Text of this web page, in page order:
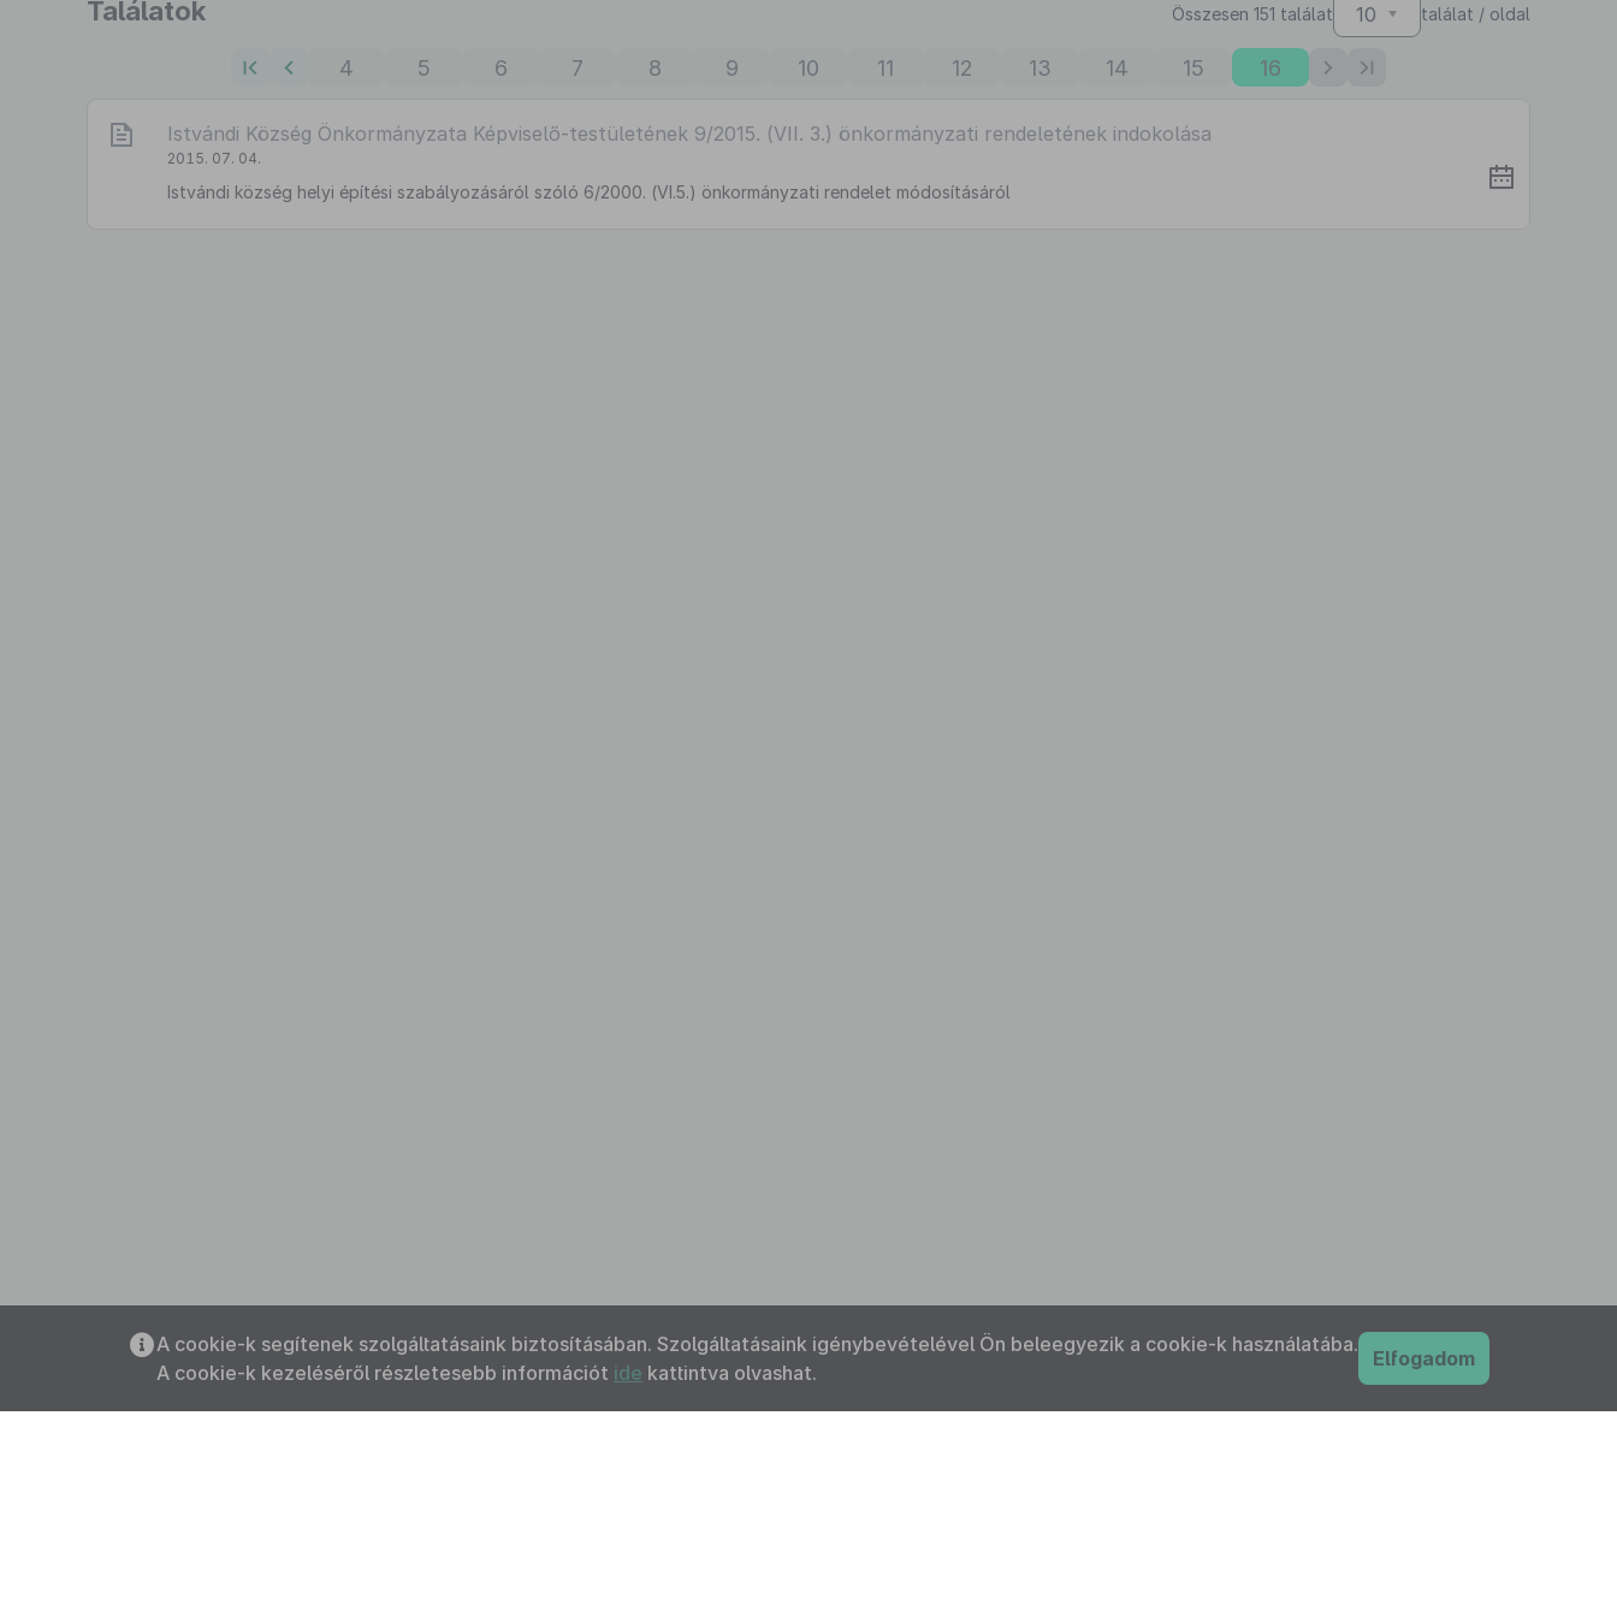
Találatok
listához
Összesen 151 találat 10 találat / oldal
4 5 6 7 8 9 10 11 12 13 14 15 16
Istvándi Község Önkormányzata Képviselő-testületének 9/2015. (VII. 3.) önkormányzati rendeletének indokolása
2015. 07. 04.
Istvándi község helyi építési szabályozásáról szóló 6/2000. (VI.5.) önkormányzati rendelet módosításáról
A cookie-k segítenek szolgáltatásaink biztosításában. Szolgáltatásaink igénybevételével Ön beleegyezik a cookie-k használatába.
A cookie-k kezeléséről részletesebb információt ide kattintva olvashat.
Elfogadom